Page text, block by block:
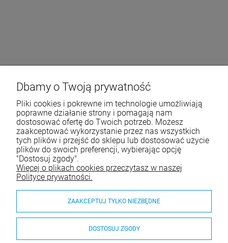
Dbamy o Twoją prywatność
Pliki cookies i pokrewne im technologie umożliwiają
poprawne działanie strony i pomagają nam
dostosować ofertę do Twoich potrzeb. Możesz
zaakceptować wykorzystanie przez nas wszystkich
tych plików i przejść do sklepu lub dostosować użycie
plików do swoich preferencji, wybierając opcję
"Dostosuj zgody".
Więcej o plikach cookies przeczytasz w naszej
Polityce prywatności.
ZAAKCEPTUJ TYLKO NIEZBĘDNE
DOSTOSUJ ZGODY